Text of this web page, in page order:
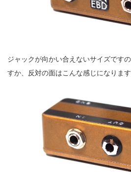
ジャックが向かい合えないサイズです
すか、反対の面はこんな感じになります